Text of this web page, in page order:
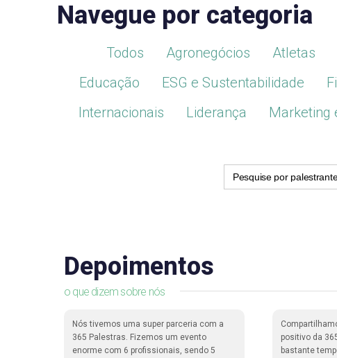
Navegue por categoria
Todos Agronegócios Atletas
Educação
ESG e Sustentabilidade
Internacionais
Liderança Marketing
Search
for:
o que dizem sobre nós
Depoimentos
Nós tivemos uma super parceria com a
365 Palestras. Fizemos um evento
enorme com 6 profissionais, sendo 5
positivo da
bastante